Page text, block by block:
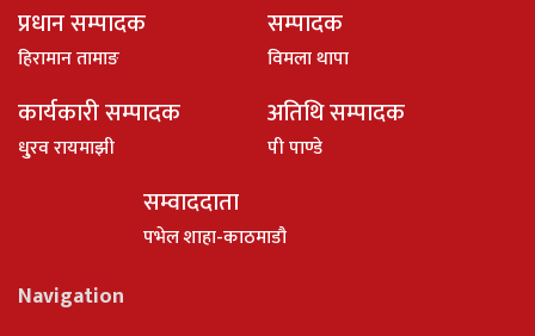
प्रधान सम्पादक
हिरामान तामाङ
सम्पादक
विमला थापा
कार्यकारी सम्पादक
धु्रव रायमाझी
अतिथि सम्पादक
पी पाण्डे
सम्वाददाता
पभेल शाहा-काठमाडौ
Navigation